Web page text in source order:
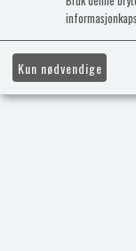
Kun nødvendige